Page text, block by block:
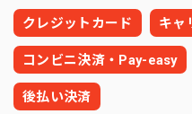
クレジットカード キャ
コンビニ決済・Pay-easy
後払い決済